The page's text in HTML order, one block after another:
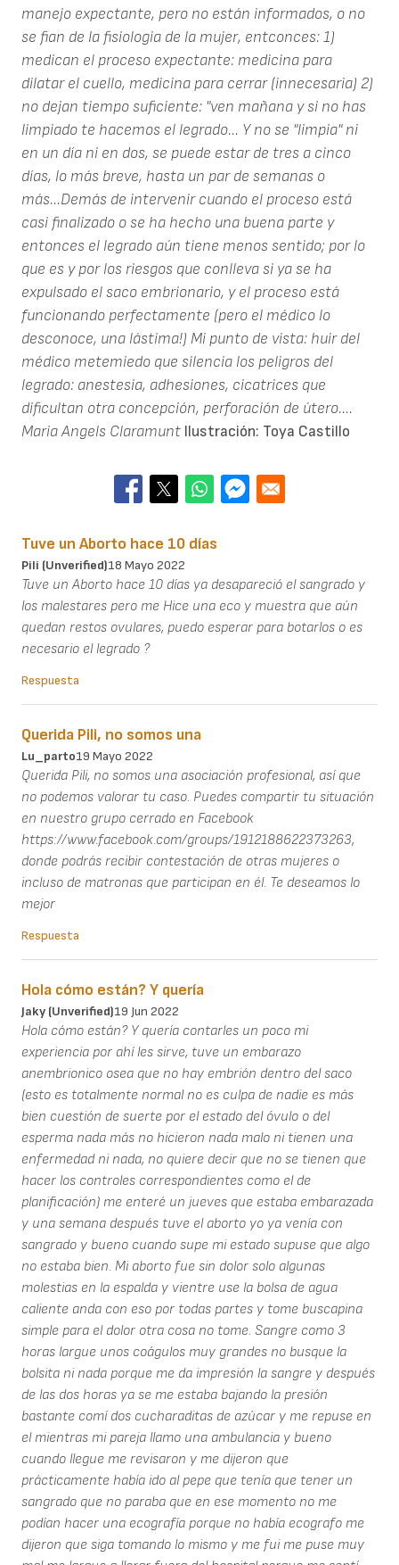
manejo expectante, pero no están informados, o no
se fian de la fisiologia de la mujer, entconces: 1)
medican el proceso expectante: medicina para
dilatar el cuello, medicina para cerrar (innecesaria) 2)
no dejan tiempo suficiente: "ven mañana y si no has
limpiado te hacemos el legrado... Y no se "limpia" ni
en un día ni en dos, se puede estar de tres a cinco
días, lo más breve, hasta un par de semanas o
más...Demás de intervenir cuando el proceso está
casi finalizado o se ha hecho una buena parte y
entonces el legrado aún tiene menos sentido; por lo
que es y por los riesgos que conlleva si ya se ha
expulsado el saco embrionario, y el proceso está
funcionando perfectamente (pero el médico lo
desconoce, una lástima!) Mi punto de vista: huir del
médico metemiedo que silencia los peligros del
legrado: anestesia, adhesiones, cicatrices que
dificultan otra concepción, perforación de útero....
Maria Angels Claramunt Ilustración: Toya Castillo
Tuve un Aborto hace 10 días
Pili (unverified)18 Mayo 2022
Tuve un Aborto hace 10 días ya desapareció el sangrado y
los malestares pero me Hice una eco y muestra que aún
quedan restos ovulares, puedo esperar para botarlos o es
necesario el legrado ?
Respuesta
Querida Pili, no somos una
Lu_parto19 Mayo 2022
Querida Pili, no somos una asociación profesional, así que
no podemos valorar tu caso. Puedes compartir tu situación
en nuestro grupo cerrado en Facebook
https://www.facebook.com/groups/1912188622373263,
donde podrás recibir contestación de otras mujeres o
incluso de matronas que participan en él. Te deseamos lo
mejor
Respuesta
Hola cómo están? Y quería
Jaky (unverified)19 Jun 2022
Hola cómo están? Y quería contarles un poco mi
experiencia por ahí les sirve, tuve un embarazo
anembrionico osea que no hay embrión dentro del saco
(esto es totalmente normal no es culpa de nadie es más
bien cuestión de suerte por el estado del óvulo o del
esperma nada más no hicieron nada malo ni tienen una
enfermedad ni nada, no quiere decir que no se tienen que
hacer los controles correspondientes como el de
planificación) me enteré un jueves que estaba embarazada
y una semana después tuve el aborto yo ya venía con
sangrado y bueno cuando supe mi estado supuse que algo
no estaba bien. Mi aborto fue sin dolor solo algunas
molestias en la espalda y vientre use la bolsa de agua
caliente anda con eso por todas partes y tome buscapina
simple para el dolor otra cosa no tome. Sangre como 3
horas largue unos coágulos muy grandes no busque la
bolsita ni nada porque me da impresión la sangre y después
de las dos horas ya se me estaba bajando la presión
bastante comí dos cucharaditas de azúcar y me repuse en
el mientras mi pareja llamo una ambulancia y bueno
cuando llegue me revisaron y me dijeron que
prácticamente había ido al pepe que tenía que tener un
sangrado que no paraba que en ese momento no me
podían hacer una ecografía porque no había ecografo me
dijeron que siga tomando lo mismo y me fui me puse muy